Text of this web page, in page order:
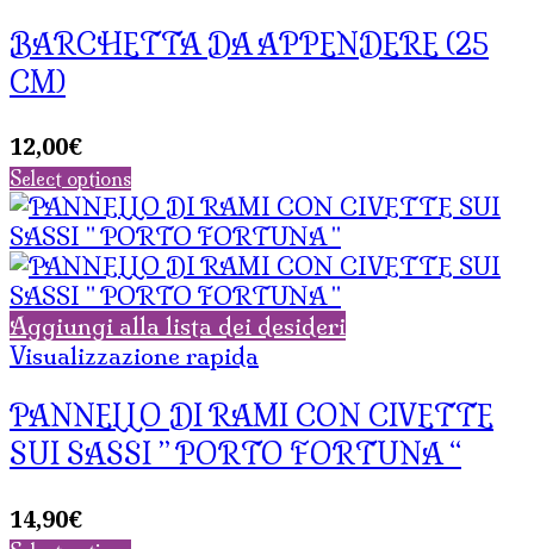
BARCHETTA DA APPENDERE (25
CM)
12,00€
Select options
Aggiungi alla lista dei desideri
Visualizzazione rapida
PANNELLO DI RAMI CON CIVETTE
SUI SASSI ” PORTO FORTUNA “
14,90€